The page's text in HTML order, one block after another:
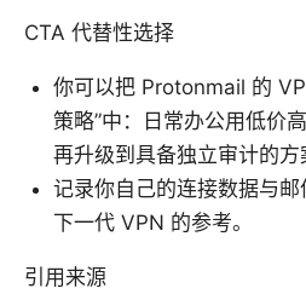
CTA 代替性选择
你可以把 Protonmail 的
策略”中：日常办公用低价
再升级到具备独立审计的方
记录你自己的连接数据与
下一代 VPN 的参考。
引用来源